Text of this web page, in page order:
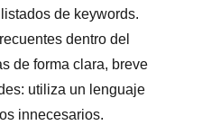
de keywords.
dentro del
de forma clara, breve
utiliza un lenguaje
innecesarios.